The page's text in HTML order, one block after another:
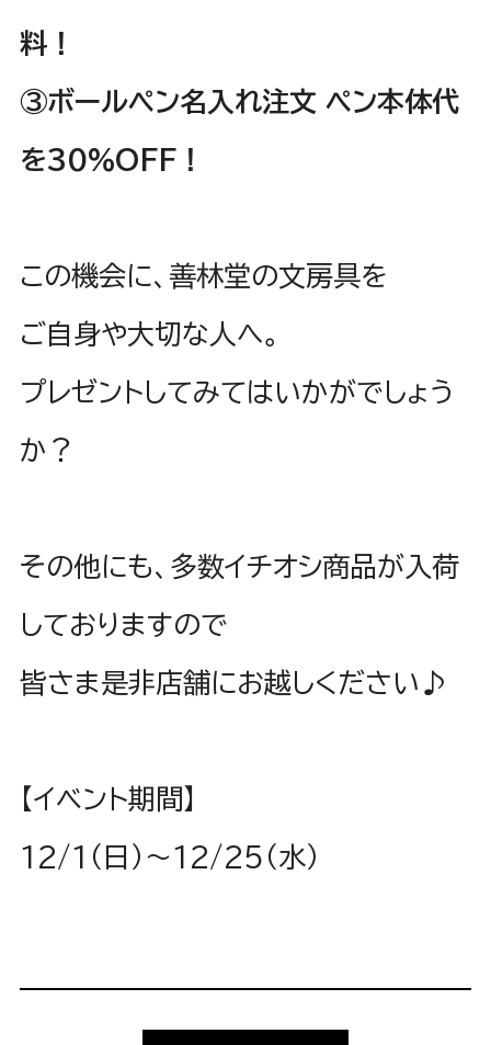
料！
③ボールペン名入れ注文 ペン本体代
を30%OFF！
この機会に、善林堂の文房具を
ご自身や大切な人へ。
プレゼントしてみてはいかがでしょう
か？
その他にも、多数イチオシ商品が入荷
しておりますので
皆さま是非店舗にお越しください♪
【イベント期間】
12/1（日）〜12/25（水）